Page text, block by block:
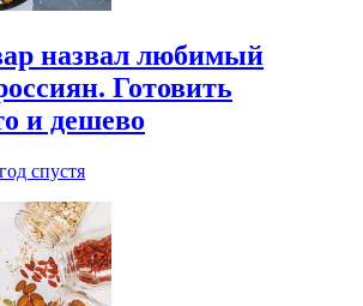
назвал любимый
Готовить
и дешево
спустя